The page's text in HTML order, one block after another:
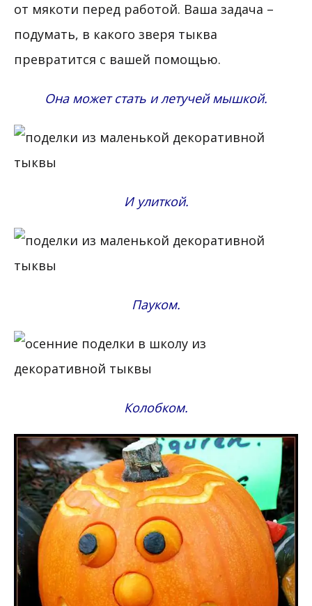
от мякоти перед работой. Ваша задача –
подумать, в какого зверя тыква
превратится с вашей помощью.
Она может стать и летучей мышкой.
И улиткой.
Пауком.
Колобком.